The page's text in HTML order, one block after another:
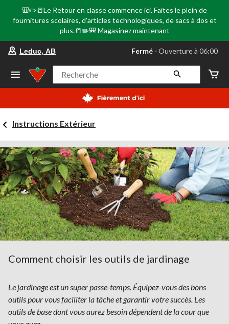
🎒✏️📒Le Retour en classe commence ici. Faites le plein de
fournitures scolaires, d'articles technologiques, de sacs à dos et
plus.📒✏️🎒 Magasinez maintenant
votre
préféré
Leduc,
AB,
courament
Fermé,
06:00
cliquer
pour
changer
Leduc, AB Fermé ⋅ Ouverture à 06:00
Recherche
Instructions Extérieur
Comment choisir les outils de jardinage
Le jardinage est un super passe-temps. Équipez-vous des bons
outils pour vous faciliter la tâche et garantir votre succès. Les
outils de base dont vous aurez besoin dépendent de la cour que